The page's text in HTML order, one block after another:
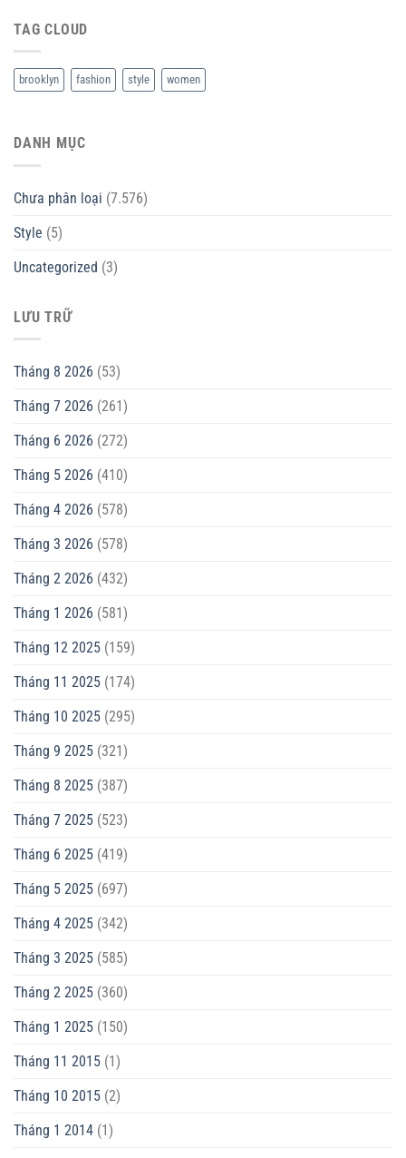
TAG CLOUD
brooklyn fashion style women
DANH MỤC
Chưa phân loại (7.576)
Style (5)
Uncategorized (3)
LƯU TRỮ
Tháng 8 2026 (53)
Tháng 7 2026 (261)
Tháng 6 2026 (272)
Tháng 5 2026 (410)
Tháng 4 2026 (578)
Tháng 3 2026 (578)
Tháng 2 2026 (432)
Tháng 1 2026 (581)
Tháng 12 2025 (159)
Tháng 11 2025 (174)
Tháng 10 2025 (295)
Tháng 9 2025 (321)
Tháng 8 2025 (387)
Tháng 7 2025 (523)
Tháng 6 2025 (419)
Tháng 5 2025 (697)
Tháng 4 2025 (342)
Tháng 3 2025 (585)
Tháng 2 2025 (360)
Tháng 1 2025 (150)
Tháng 11 2015 (1)
Tháng 10 2015 (2)
Tháng 1 2014 (1)